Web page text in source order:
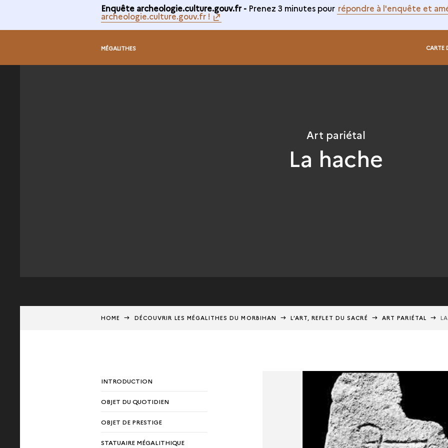
Enquête archeologie.culture.gouv.fr - Prenez 3 minutes pour répondre à l'enquête et
archeologie.culture.gouv.fr !
MÉGALITHES CARTE
Art pariétal
La hache
HOME DÉCOUVRIR LES MÉGALITHES DU MORBIHAN L’ART, REFLET DU SACRÉ ART PARIÉTAL
INTRODUCTION
OBJET DU QUOTIDIEN
OBJET DE PRESTIGE
STATUAIRE MÉGALITHIQUE